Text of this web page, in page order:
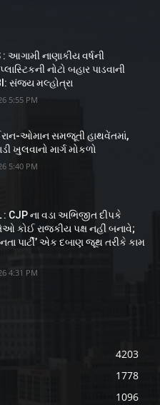
: આગામી નાણાકીય વર્ષની
નોટો બહાર પાડવાની
સંજય મલ્હોત્રા
5:55 PM
ઓમાન સમજૂતી હાથવેંતમાં,
ખુલવાનો માર્ગ મોકળો
5:40 PM
: CJP ના વડા અભિજીત દીપકે
કોઈ રાજકીય પક્ષ નહીં બનાવે;
પાર્ટી’ એક દબાણ જૂથ તરીકે કામ
4:31 PM
4203
1778
1096